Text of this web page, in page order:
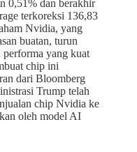
0,51% dan berakhir
terkoreksi 136,83
Nvidia, yang
buatan, turun
performa yang kuat
chip ini
dari Bloomberg
Trump telah
chip Nvidia ke
oleh model AI